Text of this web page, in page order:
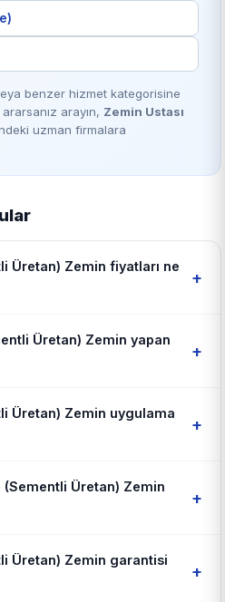
benzer hizmet kategorisine
arayın, Zemin Ustası
uzman firmalara
Üretan) Zemin fiyatları ne
+
Üretan) Zemin yapan
+
Üretan) Zemin uygulama
+
Üretan) Zemin
+
Üretan) Zemin garantisi
+